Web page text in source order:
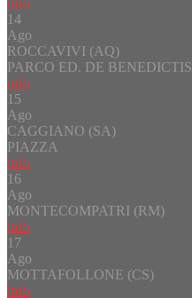
info
14
Ago
ROCCAVIVI (AQ)
PARCO ED. DE BENEDICTIS
info
15
Ago
CAGGIANO (SA)
PIAZZA
info
16
Ago
MONTECOMPATRI (RM)
info
17
Ago
MOTTAFOLLONE (CS)
info